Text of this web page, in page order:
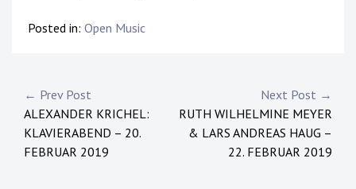
Posted in: Open Music
Post
navigation
← Prev Post
ALEXANDER KRICHEL:
KLAVIERABEND – 20.
FEBRUAR 2019
Next Post →
RUTH WILHELMINE MEYER
& LARS ANDREAS HAUG –
22. FEBRUAR 2019